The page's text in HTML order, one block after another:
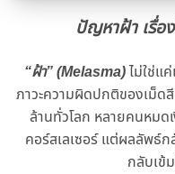
ปัญหาฝ้า เรื่อ
“ฝ้า” (Melasma)ไม่ใช่แ
ภาวะความผิดปกติของเม็
ล้านทั่วโลก หลายคนหมด
คอร์สเลเซอร์ แต่ผลลัพธ์
กลับเข้